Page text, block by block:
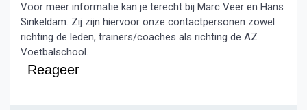
Voor meer informatie kan je terecht bij Marc Veer en Hans
Sinkeldam. Zij zijn hiervoor onze contactpersonen zowel
richting de leden, trainers/coaches als richting de AZ
Voetbalschool.
Reageer